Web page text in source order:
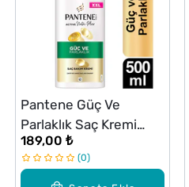
Pantene Güç Ve
Parlaklık Saç Kremi
500 ml
189,00 ₺
0